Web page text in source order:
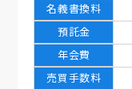
名義書換料
預託金
年会費
売買手数料